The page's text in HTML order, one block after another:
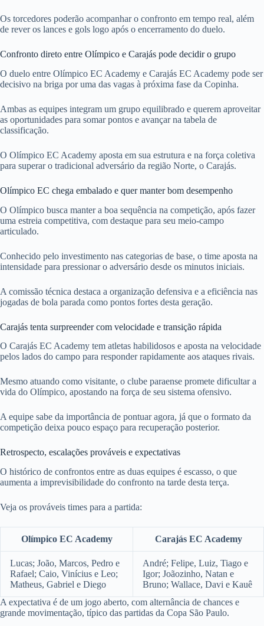
Os torcedores poderão acompanhar o confronto em tempo real, além
de rever os lances e gols logo após o encerramento do duelo.
Confronto direto entre Olímpico e Carajás pode decidir o grupo
O duelo entre Olímpico EC Academy e Carajás EC Academy pode ser
decisivo na briga por uma das vagas à próxima fase da Copinha.
Ambas as equipes integram um grupo equilibrado e querem aproveitar
as oportunidades para somar pontos e avançar na tabela de
classificação.
O Olímpico EC Academy aposta em sua estrutura e na força coletiva
para superar o tradicional adversário da região Norte, o Carajás.
Olímpico EC chega embalado e quer manter bom desempenho
O Olímpico busca manter a boa sequência na competição, após fazer
uma estreia competitiva, com destaque para seu meio-campo
articulado.
Conhecido pelo investimento nas categorias de base, o time aposta na
intensidade para pressionar o adversário desde os minutos iniciais.
A comissão técnica destaca a organização defensiva e a eficiência nas
jogadas de bola parada como pontos fortes desta geração.
Carajás tenta surpreender com velocidade e transição rápida
O Carajás EC Academy tem atletas habilidosos e aposta na velocidade
pelos lados do campo para responder rapidamente aos ataques rivais.
Mesmo atuando como visitante, o clube paraense promete dificultar a
vida do Olímpico, apostando na força de seu sistema ofensivo.
A equipe sabe da importância de pontuar agora, já que o formato da
competição deixa pouco espaço para recuperação posterior.
Retrospecto, escalações prováveis e expectativas
O histórico de confrontos entre as duas equipes é escasso, o que
aumenta a imprevisibilidade do confronto na tarde desta terça.
Veja os prováveis times para a partida:
Olímpico EC Academy Carajás EC Academy
Lucas; João, Marcos, Pedro e
Rafael; Caio, Vinícius e Leo;
Matheus, Gabriel e Diego
André; Felipe, Luiz, Tiago e
Igor; Joãozinho, Natan e
Bruno; Wallace, Davi e Kauê
A expectativa é de um jogo aberto, com alternância de chances e
grande movimentação, típico das partidas da Copa São Paulo.